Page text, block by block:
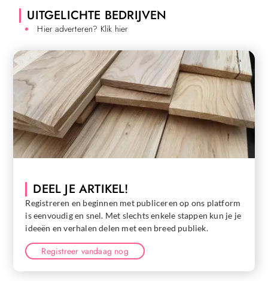
UITGELICHTE BEDRIJVEN
Hier adverteren? Klik hier
DEEL JE ARTIKEL!
Registreren en beginnen met publiceren op ons platform
is eenvoudig en snel. Met slechts enkele stappen kun je je
ideeën en verhalen delen met een breed publiek.
Registreer vandaag nog